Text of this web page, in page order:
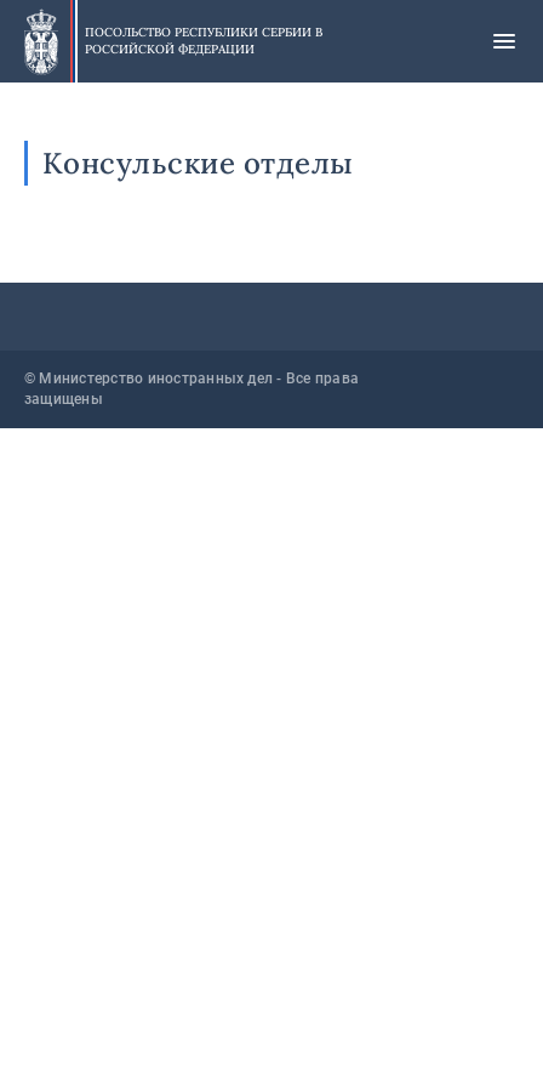
Skip
main
content
ПОСОЛЬСТВО РЕСПУБЛИКИ СЕРБИИ В
РОССИЙСКОЙ ФЕДЕРАЦИИ
Консульские отделы
© Министерство иностранных дел - Все права
защищены